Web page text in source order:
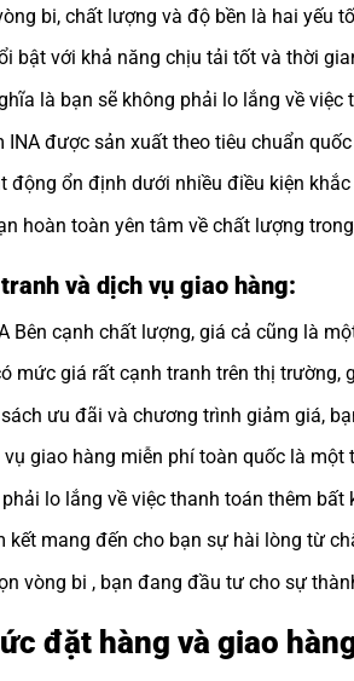
bi, chất lượng và độ bền là hai yếu
bật với khả năng chịu tải tốt và thời
là bạn sẽ không phải lo lắng về
INA được sản xuất theo tiêu chuẩn
động ổn định dưới nhiều điều kiện
hoàn toàn yên tâm về chất lượng
và dịch vụ giao hàng:
Bên cạnh chất lượng, giá cả cũng là
mức giá rất cạnh tranh trên thị trường,
ưu đãi và chương trình giảm giá,
vụ giao hàng miễn phí toàn quốc là
lo lắng về việc thanh toán thêm
kết mang đến cho bạn sự hài lòng từ
vòng bi , bạn đang đầu tư cho sự
đặt hàng và giao